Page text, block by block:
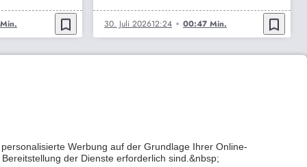
bookmark_border 30. Juli 202612:24 00:47 Min. bookmark_border